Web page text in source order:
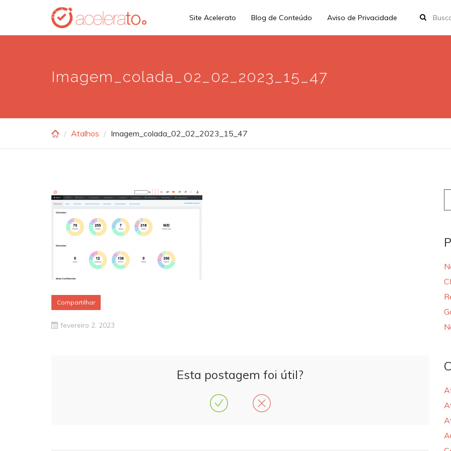
main
Site Acelerato Blog de Conteúdo Aviso de Privacidade
Imagem_colada_02_02_2023_15_47
Atalhos Imagem_colada_02_02_2023_15_47
Compartilhar
fevereiro 2, 2023
Esta postagem foi útil?